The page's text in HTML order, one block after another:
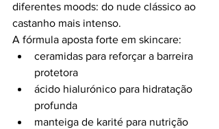
diferentes moods: do nude clássico ao
castanho mais intenso.
A fórmula aposta forte em skincare:
ceramidas para reforçar a barreira
protetora
ácido hialurónico para hidratação
profunda
manteiga de karité para nutrição